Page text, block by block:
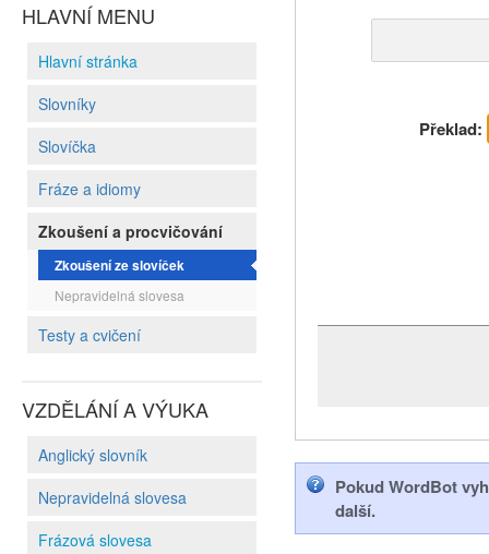
HLAVNÍ MENU
Hlavní stránka
Slovníky
Slovíčka
Fráze a idiomy
Zkoušení a procvičování
Zkoušení ze slovíček
Nepravidelná slovesa
Testy a cvičení
VZDĚLÁNÍ A VÝUKA
Anglický slovník
Nepravidelná slovesa
Frázová slovesa
Překlad:
Pokud WordBot
další.